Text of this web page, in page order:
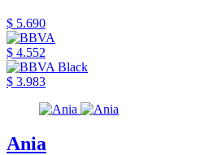
$ 5.690
$ 4.552
$ 3.983
Ania